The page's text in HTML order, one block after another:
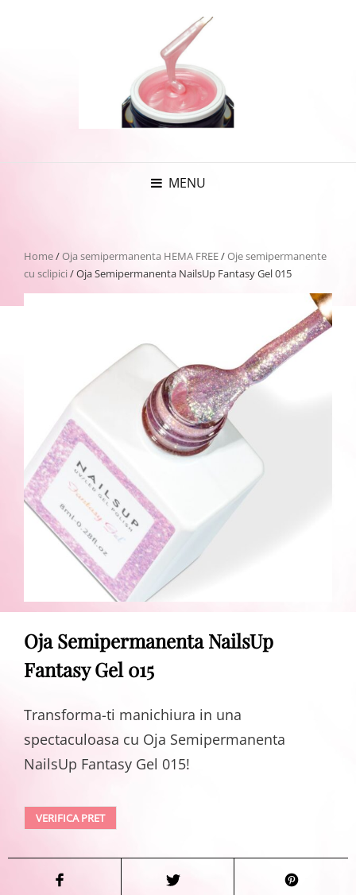
MENU
Home/Oja semipermanenta HEMA FREE/Oje semipermanente
cu sclipici/ Oja Semipermanenta NailsUp Fantasy Gel 015
Oja Semipermanenta NailsUp
Fantasy Gel 015
Transforma-ti manichiura in una
spectaculoasa cu Oja Semipermanenta
NailsUp Fantasy Gel 015!
VERIFICA PRET